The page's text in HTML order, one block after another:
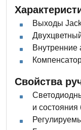
Выходы
Внутренние
Свойства
и состояния